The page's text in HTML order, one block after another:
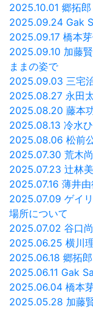
2025.10.01 郷拓
2025.09.24
2025.09.17 橋本
2025.09.10 加藤
ままの姿で
2025.09.03 三宅
2025.08.27 永田
2025.08.20 藤本
2025.08.13 冷水
2025.08.06 松前
2025.07.30 荒木
2025.07.23 辻林
2025.07.16 薄井
2025.07.09 ゲイ
場所について
2025.07.02 谷口
2025.06.25 横川
2025.06.18 郷拓
2025.06.11 Gak
2025.06.04 橋本
2025.05.28 加藤